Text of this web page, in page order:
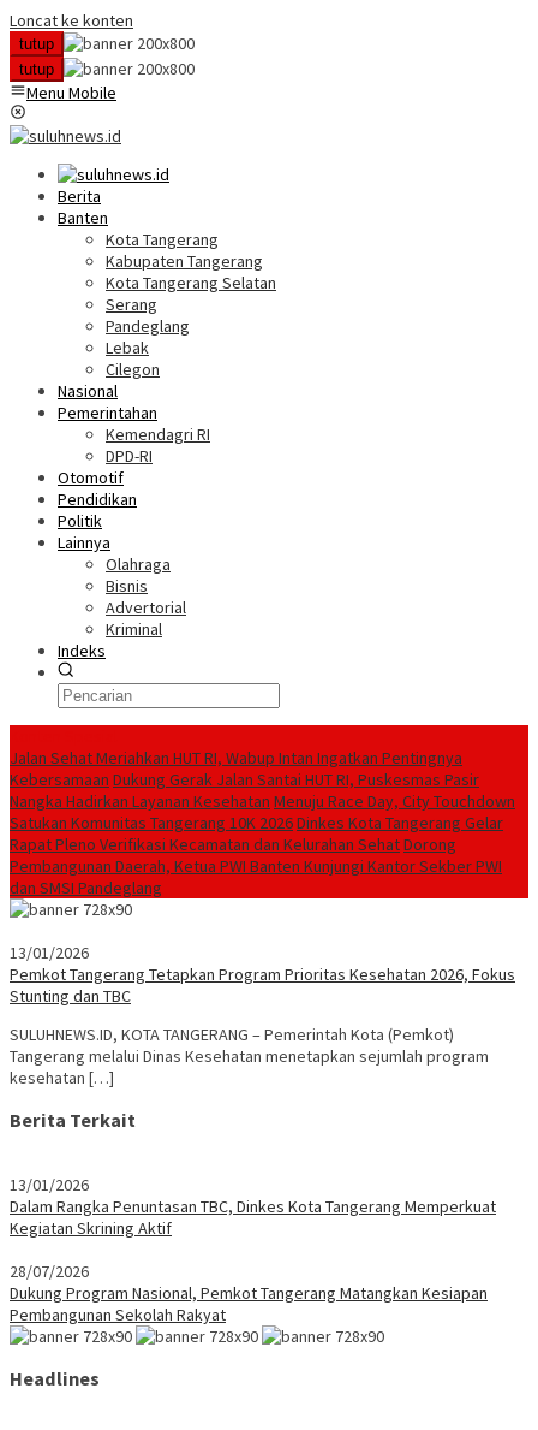
Loncat ke konten
tutup
tutup
Menu Mobile
Berita
Banten
Kota Tangerang
Kabupaten Tangerang
Kota Tangerang Selatan
Serang
Pandeglang
Lebak
Cilegon
Nasional
Pemerintahan
Kemendagri RI
DPD-RI
Otomotif
Pendidikan
Politik
Lainnya
Olahraga
Bisnis
Advertorial
Kriminal
Indeks
Jalan Sehat Meriahkan HUT RI, Wabup Intan Ingatkan Pentingnya
Kebersamaan Dukung Gerak Jalan Santai HUT RI, Puskesmas Pasir
Nangka Hadirkan Layanan Kesehatan Menuju Race Day, City Touchdown
Satukan Komunitas Tangerang 10K 2026Dinkes Kota Tangerang Gelar
Rapat Pleno Verifikasi Kecamatan dan Kelurahan SehatDorong
Pembangunan Daerah, Ketua PWI Banten Kunjungi Kantor Sekber PWI
dan SMSI Pandeglang
13/01/2026
Pemkot Tangerang Tetapkan Program Prioritas Kesehatan 2026, Fokus
Stunting dan TBC
SULUHNEWS.ID, KOTA TANGERANG – Pemerintah Kota (Pemkot)
Tangerang melalui Dinas Kesehatan menetapkan sejumlah program
kesehatan […]
Berita Terkait
13/01/2026
Dalam Rangka Penuntasan TBC, Dinkes Kota Tangerang Memperkuat
Kegiatan Skrining Aktif
28/07/2026
Dukung Program Nasional, Pemkot Tangerang Matangkan Kesiapan
Pembangunan Sekolah Rakyat
Headlines